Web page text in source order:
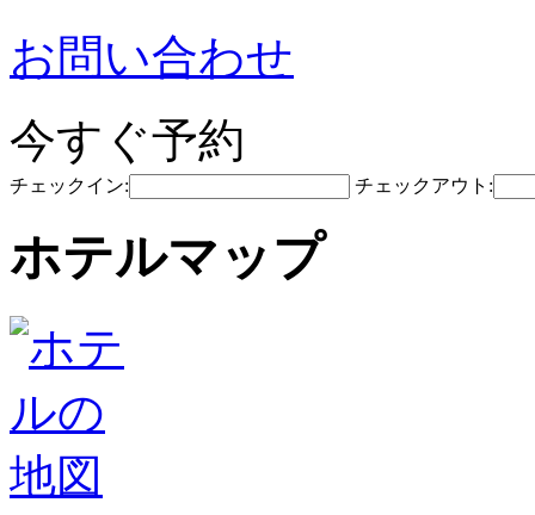
お問い合わせ
今すぐ予約
チェックイン: チェックアウト:
ホテルマップ